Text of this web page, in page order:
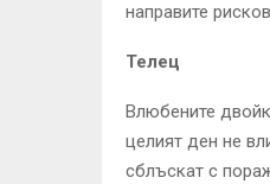
направите
Телец
Влюбените
целият ден не
сблъскат с